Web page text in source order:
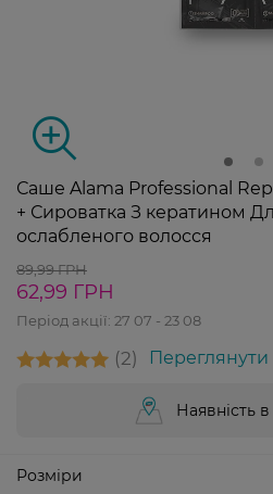
Саше Alama Professional
+ Сироватка З кератином
ослабленого волосся
89,99 ГРН
62,99 ГРН
Період акції: 27 07 - 23 08
2 Переглянути
Наявність
Розміри